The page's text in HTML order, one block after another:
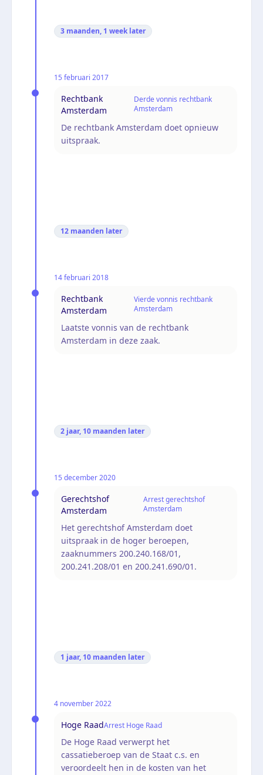
3 maanden, 1 week later
15 februari 2017
Rechtbank
Amsterdam
Derde vonnis rechtbank
Amsterdam
De rechtbank Amsterdam doet opnieuw
uitspraak.
12 maanden later
14 februari 2018
Rechtbank
Amsterdam
Vierde vonnis rechtbank
Amsterdam
Laatste vonnis van de rechtbank
Amsterdam in deze zaak.
2 jaar, 10 maanden later
15 december 2020
Gerechtshof
Amsterdam
Arrest gerechtshof
Amsterdam
Het gerechtshof Amsterdam doet
uitspraak in de hoger beroepen,
zaaknummers 200.240.168/01,
200.241.208/01 en 200.241.690/01.
1 jaar, 10 maanden later
4 november 2022
Hoge RaadArrest Hoge Raad
De Hoge Raad verwerpt het
cassatieberoep van de Staat c.s. en
veroordeelt hen in de kosten van het